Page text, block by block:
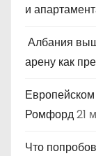
и
Албания
арену как
Ромфорд21
Что